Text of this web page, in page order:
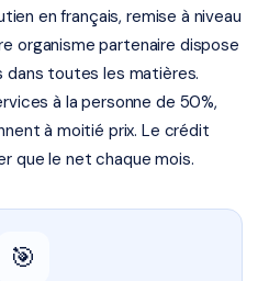
en français, remise à niveau
organisme partenaire dispose
dans toutes les matières.
à la personne de 50%,
à moitié prix. Le crédit
que le net chaque mois.
🎯